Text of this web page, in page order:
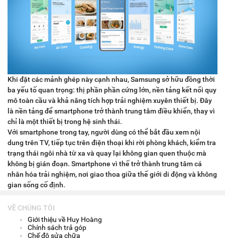
Khi đặt các mảnh ghép này cạnh nhau, Samsung sở hữu đồng thời
ba yếu tố quan trọng: thị phần phần cứng lớn, nền tảng kết nối quy
mô toàn cầu và khả năng tích hợp trải nghiệm xuyên thiết bị. Đây
là nền tảng để smartphone trở thành trung tâm điều khiển, thay vì
chỉ là một thiết bị trong hệ sinh thái.
Với smartphone trong tay, người dùng có thể bắt đầu xem nội
dung trên TV, tiếp tục trên điện thoại khi rời phòng khách, kiểm tra
trạng thái ngôi nhà từ xa và quay lại không gian quen thuộc mà
không bị gián đoạn. Smartphone vì thế trở thành trung tâm cá
nhân hóa trải nghiệm, nơi giao thoa giữa thế giới di động và không
gian sống cố định.
VỀ CHÚNG TÔI
Giới thiệu về Huy Hoàng
Chính sách trả góp
Chế độ sửa chữa